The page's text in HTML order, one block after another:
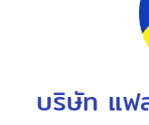
บริษัท แฟ